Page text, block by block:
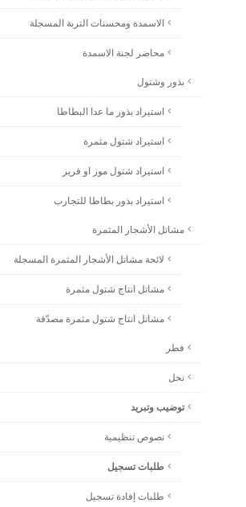
الاسمدة ومحسنات التربة المسجلة
محاضر لجنة الاسمدة
بذور وشتول
استيراد بذور ما عدا البطاطا
استيراد شتول مثمرة
استيراد شتول موز او فريز
استيراد بذور بطاطا للتجارب
مشاتل الأشجار المثمرة
لائحة مشاتل الأشجار المثمرة المسجلة
مشاتل انتاج شتول مثمرة
مشاتل انتاج شتول مثمرة مصدّقة
فطر
نحل
توضيب وتبريد
نصوص تنظيمية
طلبات تسجيل
طلبات إفادة تسجيل